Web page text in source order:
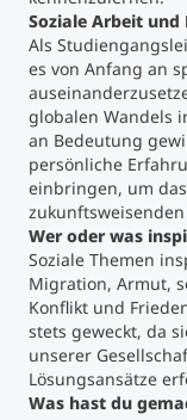
Soziale Arbeit und
Als
es von Anfang an
globalen Wandels
an Bedeutung
persönliche
einbringen, um
Wer oder was
Soziale Themen
Migration, Armut,
Konflikt und
stets geweckt, da
unserer
Lösungsansätze
Was hast du